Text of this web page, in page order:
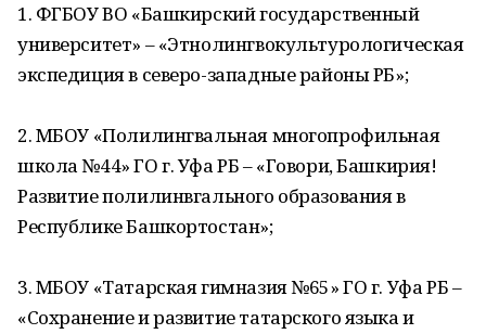
1. ФГБОУ ВО «Башкирский государственный
университет» – «Этнолингвокультурологическая
экспедиция в северо-западные районы РБ»;
2. МБОУ «Полилингвальная многопрофильная
школа №44» ГО г. Уфа РБ – «Говори, Башкирия!
Развитие полилинвгального образования в
Республике Башкортостан»;
3. МБОУ «Татарская гимназия №65» ГО г. Уфа РБ –
«Сохранение и развитие татарского языка и